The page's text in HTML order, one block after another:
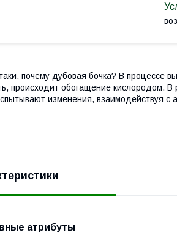
почему дубовая бочка? В процессе
происходит обогащение кислородом. В
изменения, взаимодействуя
атрибуты